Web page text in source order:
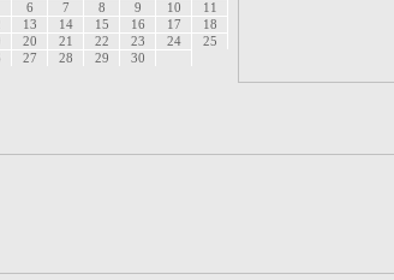
6 7 8 9 10
11
13 14 15 16 17
18
20 21 22 23 24
25
27 28 29 30